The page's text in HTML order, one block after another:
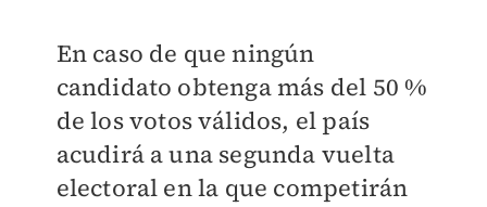
En caso de que ningún
candidato obtenga más del 50 %
de los votos válidos, el país
acudirá a una segunda vuelta
electoral en la que competirán